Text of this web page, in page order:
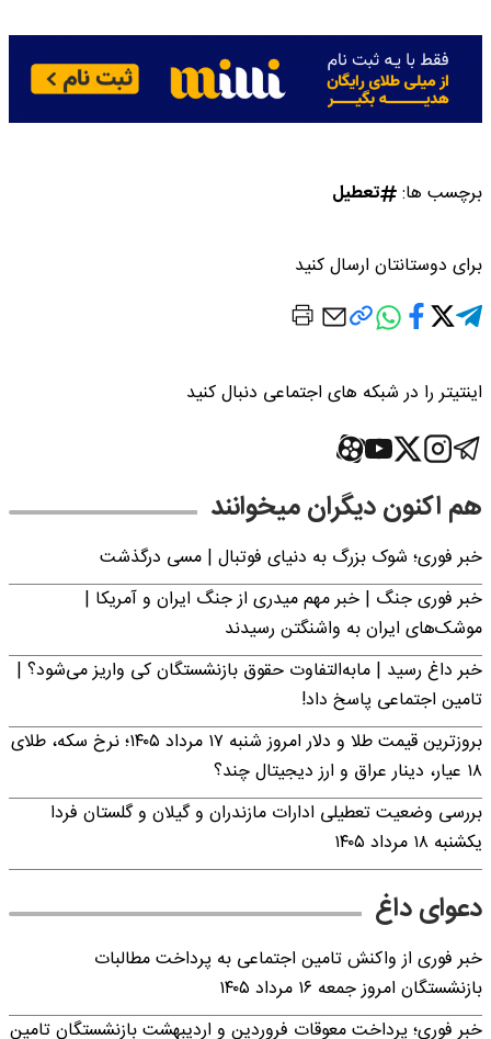
برچسب ها: تعطیل
برای دوستانتان ارسال کنید
اینتیتر را در شبکه های اجتماعی دنبال کنید
هم اکنون دیگران میخوانند
خبر فوری؛‌ شوک بزرگ به دنیای فوتبال | مسی درگذشت
خبر فوری جنگ | خبر مهم میدری از جنگ ایران و آمریکا |
موشک‌های ایران به واشنگتن رسیدند
خبر داغ رسید | مابه‌التفاوت حقوق بازنشستگان کی واریز می‌شود؟ |
تامین اجتماعی پاسخ داد!
بروزترین قیمت طلا و دلار امروز شنبه ۱۷ مرداد ۱۴۰۵؛ نرخ سکه، طلای
۱۸ عیار، دینار عراق و ارز دیجیتال چند؟
بررسی وضعیت تعطیلی ادارات مازندران و گیلان و گلستان فردا
یکشنبه ۱۸ مرداد ۱۴۰۵
دعوای داغ
خبر فوری از واکنش تامین اجتماعی به پرداخت مطالبات
بازنشستگان امروز جمعه ۱۶ مرداد ۱۴۰۵
خبر فوری؛ پرداخت معوقات فروردین و اردیبهشت بازنشستگان تامین